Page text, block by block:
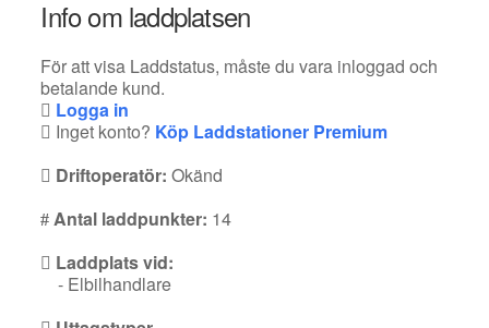
Info om laddplatsen
För att visa Laddstatus, måste du vara inloggad och
betalande kund.
Logga in
Inget konto? Köp Laddstationer Premium
Driftoperatör: Okänd
Antal laddpunkter: 14
Laddplats vid:
- Elbilhandlare